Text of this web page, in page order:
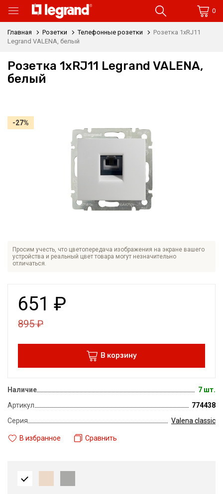
0
Главная Розетки Телефонные розетки
Розетка 1xRJ11
Legrand VALENA, белый
Розетка 1xRJ11 Legrand VALENA,
белый
Просим учесть, что цветопередача изображения на экране вашего
устройства и реальный цвет товара могут незначительно
отличаться.
-27%
651 ₽
895₽
В корзину
Наличие
7 шт.
Артикул
774438
Серия
Valena classic
В избранное Сравнить